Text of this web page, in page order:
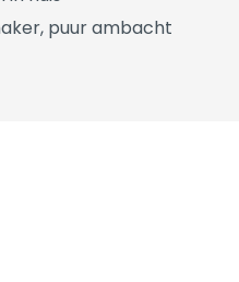
puur ambacht